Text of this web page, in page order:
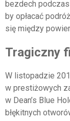
bezdech
by opłacać
się między
Tragiczny
W listopadzie
w prestiżowych
w Dean’s Blue
błękitnych